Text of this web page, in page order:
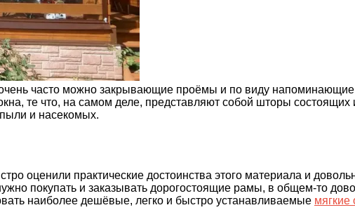
часто можно закрывающие проёмы и по виду
те что, на самом деле, представляют собой шторы
и насекомых.
оценили практические достоинства этого материала и
покупать и заказывать дорогостоящие рамы, в общем-то
наиболее дешёвые, легко и быстро устанавливаемые мягкие